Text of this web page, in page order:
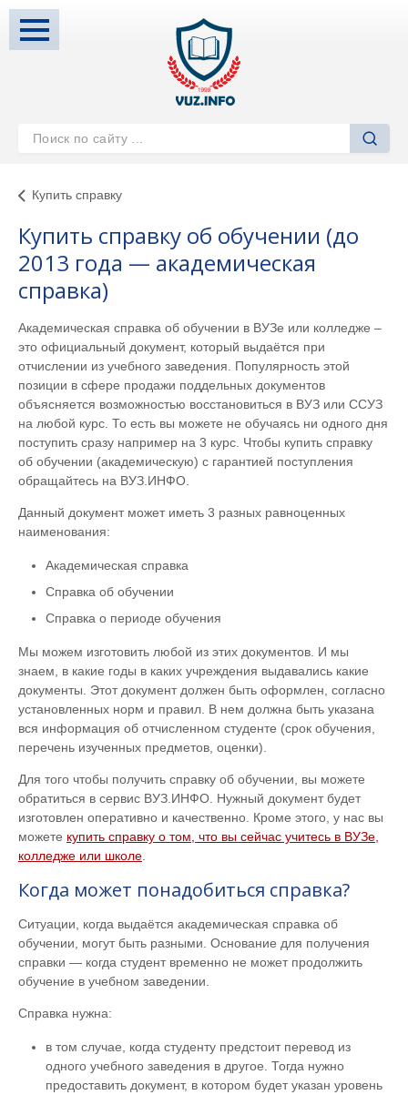
Купить справку
Купить справку об обучении (до
2013 года — академическая
справка)
Академическая справка об обучении в ВУЗе или колледже –
это официальный документ, который выдаётся при
отчислении из учебного заведения. Популярность этой
позиции в сфере продажи поддельных документов
объясняется возможностью восстановиться в ВУЗ или ССУЗ
на любой курс. То есть вы можете не обучаясь ни одного дня
поступить сразу например на 3 курс. Чтобы купить справку
об обучении (академическую) с гарантией поступления
обращайтесь на ВУЗ.ИНФО.
Данный документ может иметь 3 разных равноценных
наименования:
Академическая справка
Справка об обучении
Справка о периоде обучения
Мы можем изготовить любой из этих документов. И мы
знаем, в какие годы в каких учреждения выдавались какие
документы. Этот документ должен быть оформлен, согласно
установленных норм и правил. В нем должна быть указана
вся информация об отчисленном студенте (срок обучения,
перечень изученных предметов, оценки).
Для того чтобы получить справку об обучении, вы можете
обратиться в сервис ВУЗ.ИНФО. Нужный документ будет
изготовлен оперативно и качественно. Кроме этого, у нас вы
можете купить справку о том, что вы сейчас учитесь в ВУЗе,
колледже или школе
Когда может понадобиться справка?
Ситуации, когда выдаётся академическая справка об
обучении, могут быть разными. Основание для получения
справки — когда студент временно не может продолжить
обучение в учебном заведении.
Справка нужна:
в том случае, когда студенту предстоит перевод из
одного учебного заведения в другое. Тогда нужно
предоставить документ, в котором будет указан уровень